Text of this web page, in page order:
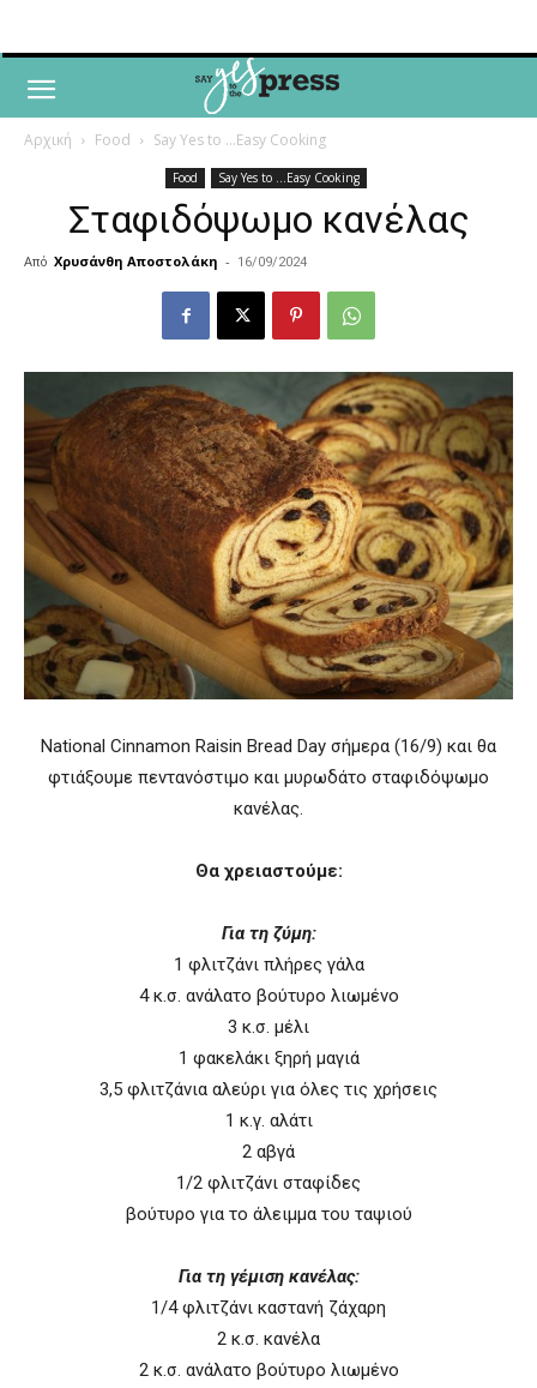
Αρχική Food Say Yes to ...Easy Cooking
Food Say Yes to ...Easy Cooking
Σταφιδόψωμο κανέλας
Από Χρυσάνθη Αποστολάκη - 16/09/2024
National Cinnamon Raisin Bread Day σήμερα (16/9) και θα
φτιάξουμε πεντανόστιμο και μυρωδάτο σταφιδόψωμο
κανέλας.
Θα χρειαστούμε:
Για τη ζύμη:
1 φλιτζάνι πλήρες γάλα
4 κ.σ. ανάλατο βούτυρο λιωμένο
3 κ.σ. μέλι
1 φακελάκι ξηρή μαγιά
3,5 φλιτζάνια αλεύρι για όλες τις χρήσεις
1 κ.γ. αλάτι
2 αβγά
1/2 φλιτζάνι σταφίδες
βούτυρο για το άλειμμα του ταψιού
Για τη γέμιση κανέλας:
1/4 φλιτζάνι καστανή ζάχαρη
2 κ.σ. κανέλα
2 κ.σ. ανάλατο βούτυρο λιωμένο